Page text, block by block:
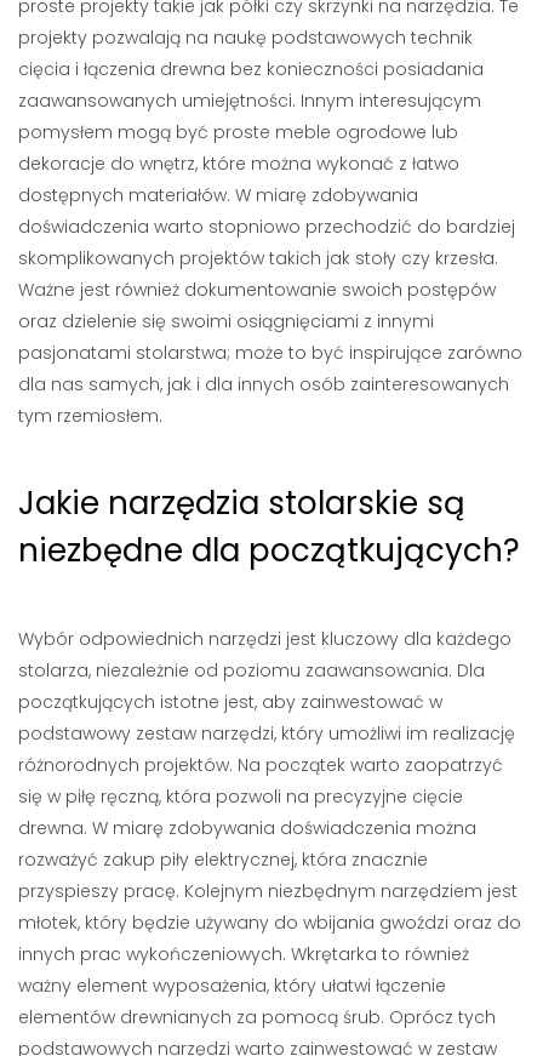
proste projekty takie jak półki czy skrzynki na narzędzia. Te
projekty pozwalają na naukę podstawowych technik
cięcia i łączenia drewna bez konieczności posiadania
zaawansowanych umiejętności. Innym interesującym
pomysłem mogą być proste meble ogrodowe lub
dekoracje do wnętrz, które można wykonać z łatwo
dostępnych materiałów. W miarę zdobywania
doświadczenia warto stopniowo przechodzić do bardziej
skomplikowanych projektów takich jak stoły czy krzesła.
Ważne jest również dokumentowanie swoich postępów
oraz dzielenie się swoimi osiągnięciami z innymi
pasjonatami stolarstwa; może to być inspirujące zarówno
dla nas samych, jak i dla innych osób zainteresowanych
tym rzemiosłem.
Jakie narzędzia stolarskie są
niezbędne dla początkujących?
Wybór odpowiednich narzędzi jest kluczowy dla każdego
stolarza, niezależnie od poziomu zaawansowania. Dla
początkujących istotne jest, aby zainwestować w
podstawowy zestaw narzędzi, który umożliwi im realizację
różnorodnych projektów. Na początek warto zaopatrzyć
się w piłę ręczną, która pozwoli na precyzyjne cięcie
drewna. W miarę zdobywania doświadczenia można
rozważyć zakup piły elektrycznej, która znacznie
przyspieszy pracę. Kolejnym niezbędnym narzędziem jest
młotek, który będzie używany do wbijania gwoździ oraz do
innych prac wykończeniowych. Wkrętarka to również
ważny element wyposażenia, który ułatwi łączenie
elementów drewnianych za pomocą śrub. Oprócz tych
podstawowych narzędzi warto zainwestować w zestaw